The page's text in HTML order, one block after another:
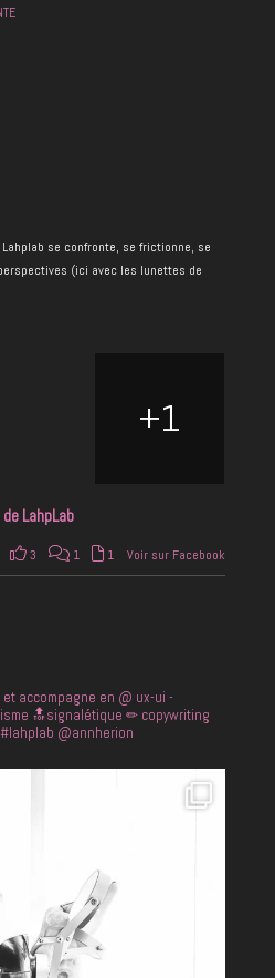
se confronte, se frictionne, se
(ici avec les lunettes de
+1
LahpLab
3 1 1 Voir sur Facebook
accompagne en @ ux-ui -
🔝signalétique ✏ copywriting
#lahplab @annherion